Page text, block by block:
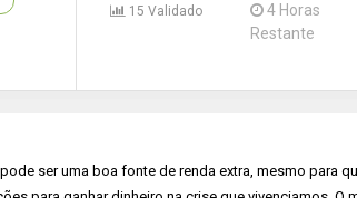
15 Validado
4 Horas
Restante
ser uma boa fonte de renda extra, mesmo para